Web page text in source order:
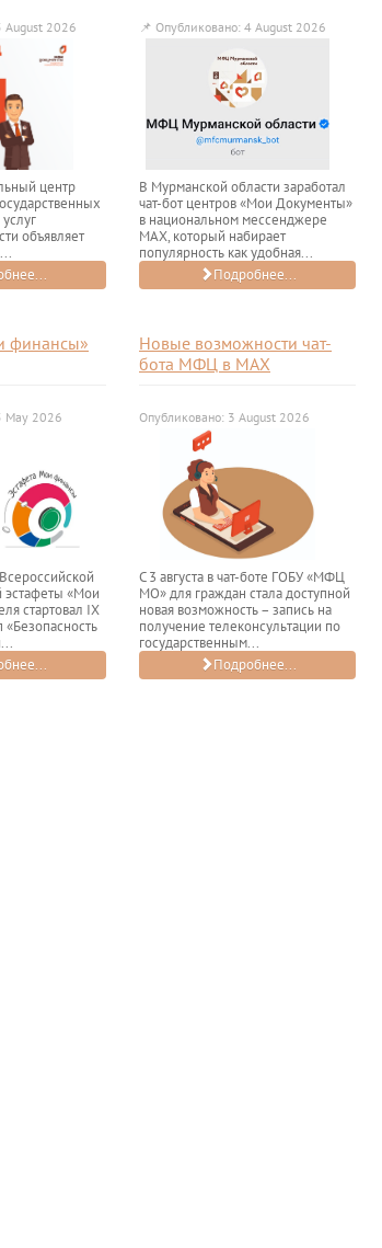
August 2026
центр
объявляет
📌 Опубликовано: 4 August 2026
В Мурманской области заработал
чат-бот центров «Мои Документы»
в национальном мессенджере
МАХ, который набирает
популярность как удобная...
Подробнее...
финансы»
May 2026
эстафеты «Мои
стартовал IХ
«Безопасность
Новые возможности чат-
бота МФЦ в МАХ
Опубликовано: 3 August 2026
С 3 августа в чат-боте ГОБУ «МФЦ
МО» для граждан стала доступной
новая возможность – запись на
получение телеконсультации по
государственным...
Подробнее...